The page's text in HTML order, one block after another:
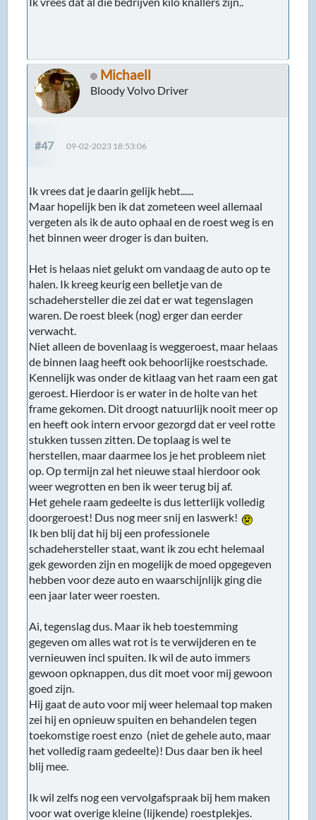
Michaell
Bloody Volvo Driver
#47 09-02-2023 18:53:06
Ik vrees dat je daarin gelijk hebt......
Maar hopelijk ben ik dat zometeen weel allemaal
vergeten als ik de auto ophaal en de roest weg is en
het binnen weer droger is dan buiten.
Het is helaas niet gelukt om vandaag de auto op te
halen. Ik kreeg keurig een belletje van de
schadehersteller die zei dat er wat tegenslagen
waren. De roest bleek (nog) erger dan eerder
verwacht.
Niet alleen de bovenlaag is weggeroest, maar helaas
de binnen laag heeft ook behoorlijke roestschade.
Kennelijk was onder de kitlaag van het raam een gat
geroest. Hierdoor is er water in de holte van het
frame gekomen. Dit droogt natuurlijk nooit meer op
en heeft ook intern ervoor gezorgd dat er veel rotte
stukken tussen zitten. De toplaag is wel te
herstellen, maar daarmee los je het probleem niet
op. Op termijn zal het nieuwe staal hierdoor ook
weer wegrotten en ben ik weer terug bij af.
Het gehele raam gedeelte is dus letterlijk volledig
doorgeroest! Dus nog meer snij en laswerk!
Ik ben blij dat hij bij een professionele
schadehersteller staat, want ik zou echt helemaal
gek geworden zijn en mogelijk de moed opgegeven
hebben voor deze auto en waarschijnlijk ging die
een jaar later weer roesten.
Ai, tegenslag dus. Maar ik heb toestemming
gegeven om alles wat rot is te verwijderen en te
vernieuwen incl spuiten. Ik wil de auto immers
gewoon opknappen, dus dit moet voor mij gewoon
goed zijn.
Hij gaat de auto voor mij weer helemaal top maken
zei hij en opnieuw spuiten en behandelen tegen
toekomstige roest enzo (niet de gehele auto, maar
het volledig raam gedeelte)! Dus daar ben ik heel
blij mee.
Ik wil zelfs nog een vervolgafspraak bij hem maken
voor wat overige kleine (lijkende) roestplekjes.